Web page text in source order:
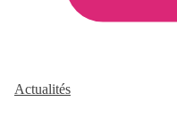
Actualités